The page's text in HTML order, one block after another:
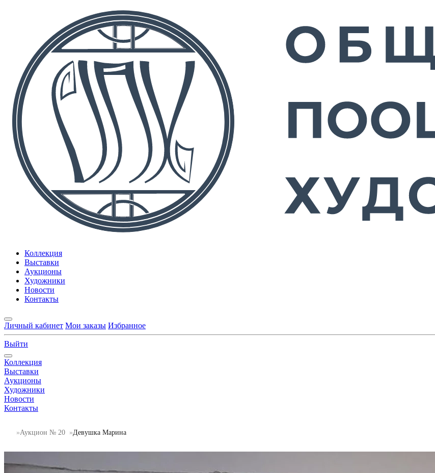
Коллекция
Выставки
Аукционы
Художники
Новости
Контакты
Личный кабинет Мои заказы Избранное
Выйти
Коллекция
Выставки
Аукционы
Художники
Новости
Контакты
Аукцион № 20 Девушка Марина